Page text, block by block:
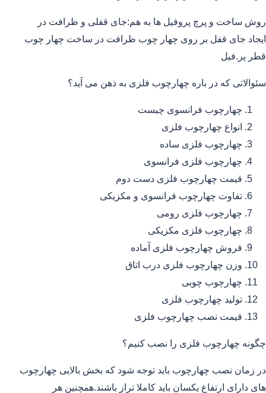
روش ساخت و پرچ پروفیل ها به هم:جای قفلی و ظرافت در
ایجاد جای قفل بر روی چهار چوب ظرافت در ساخت چهار چوب
قطر پر.فیل
سئوالاتی که در باره چهارچوب فلزی به ذهن می آید؟
چهارچوب فرانسوی چیست
انواع چهارچوب فلزی
چهارچوب فلزی ساده
چهارچوب فلزی فرانسوی
قیمت چهارچوب فلزی دست دوم
تفاوت چهارچوب فرانسوی و مکزیکی
چهارچوب فلزی رومی
چهارچوب فلزی مکزیکی
فروش چهارچوب فلزی آماده
وزن چهارچوب فلزی درب اتاق
چهارچوب چوبی
تولید چهارچوب فلزی
قیمت نصب چهارچوب فلزی
چگونه چهارچوب فلزی را نصب کنیم؟
در زمان نصب چهارچوب باید توجه شود که بخش بالایی چهارچوب
های دارای ارتفاع یکسان باید کاملا تراز باشند.همچنین هر